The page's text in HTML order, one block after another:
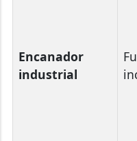
Encanador
industrial